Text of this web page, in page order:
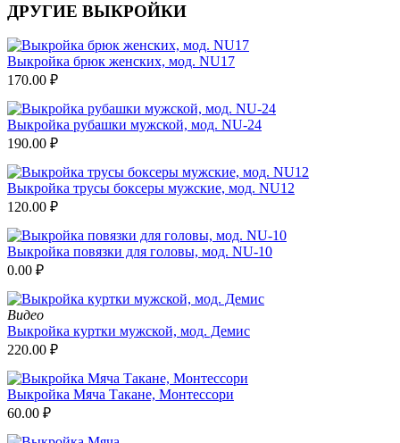
ДРУГИЕ ВЫКРОЙКИ
Выкройка брюк женских, мод. NU17
170.00 ₽
Выкройка рубашки мужской, мод. NU-24
190.00 ₽
Выкройка трусы боксеры мужские, мод. NU12
120.00 ₽
Выкройка повязки для головы, мод. NU-10
0.00 ₽
Видео
Выкройка куртки мужской, мод. Демис
220.00 ₽
Выкройка Мяча Такане, Монтессори
60.00 ₽